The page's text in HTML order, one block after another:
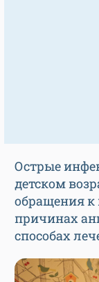
Острые
детском
обращения к
причинах
способах